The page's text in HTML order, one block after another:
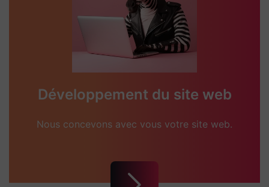
Développement du site web
Nous concevons avec vous votre site web.